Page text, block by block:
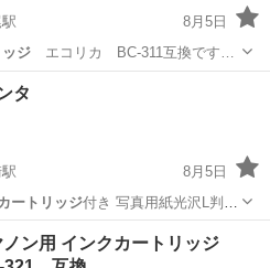
8月5日
ジエコリカ BC-311互換です…
プリンター
タ
8月5日
ートリッジ付き 写真用紙光沢L判
プリンター プリンタ
ノン用 インクカートリッジ